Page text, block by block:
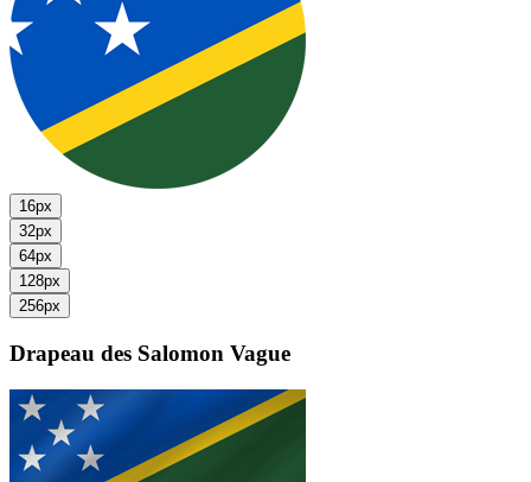
16px
32px
64px
128px
256px
Drapeau des Salomon Vague